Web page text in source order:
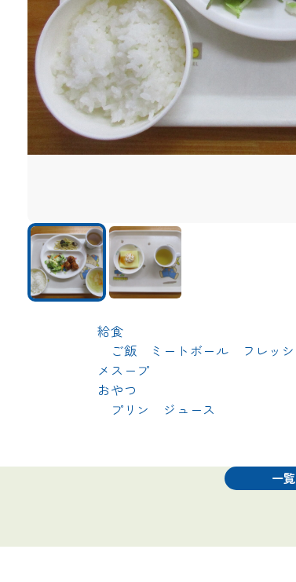
給食
ご飯　ミートボール　フレッ
メスープ
おやつ
プリン　ジュース
一